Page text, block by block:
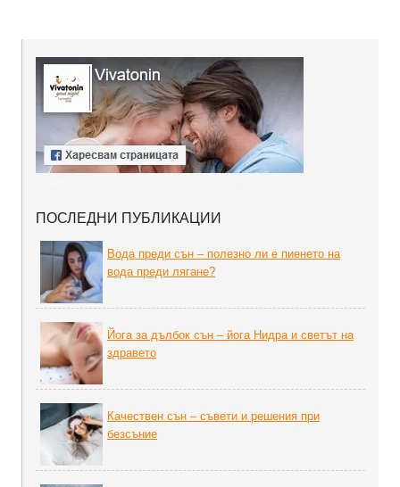
ПОСЛЕДНИ ПУБЛИКАЦИИ
Вода преди сън – полезно ли е пиенето на
вода преди лягане?
Йога за дълбок сън – йога Нидра и светът на
здравето
Качествен сън – съвети и решения при
безсъние